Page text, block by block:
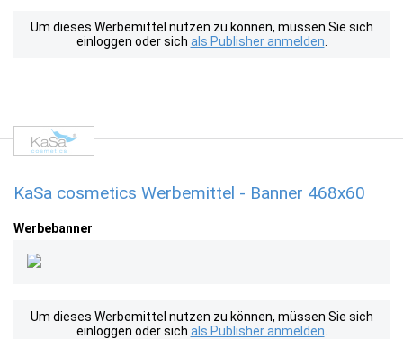
Um dieses Werbemittel nutzen zu können, müssen Sie sich
einloggen oder sich als Publisher anmelden
KaSa cosmetics Werbemittel - Banner 468x60
Werbebanner
Um dieses Werbemittel nutzen zu können, müssen Sie sich
einloggen oder sich als Publisher anmelden